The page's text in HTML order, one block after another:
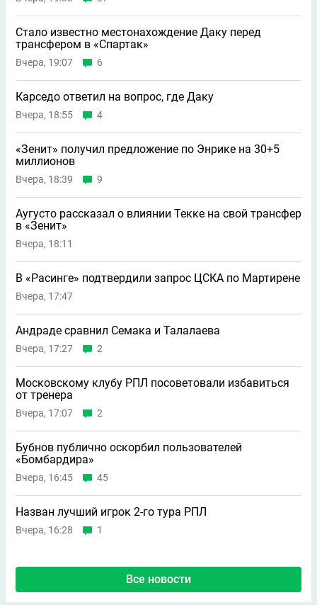
Стало известно местонахождение Даку перед
трансфером в «Спартак»
Вчера, 19:07 6
Карседо ответил на вопрос, где Даку
Вчера, 18:55 4
«Зенит» получил предложение по Энрике на 30+5
миллионов
Вчера, 18:39 9
Аугусто рассказал о влиянии Текке на свой трансфер
в «Зенит»
Вчера, 18:11
В «Расинге» подтвердили запрос ЦСКА по Мартирене
Вчера, 17:47
Андраде сравнил Семака и Талалаева
Вчера, 17:27 2
Московскому клубу РПЛ посоветовали избавиться
от тренера
Вчера, 17:07 2
Бубнов публично оскорбил пользователей
«Бомбардира»
Вчера, 16:45 45
Назван лучший игрок 2-го тура РПЛ
Вчера, 16:28 1
Все новости